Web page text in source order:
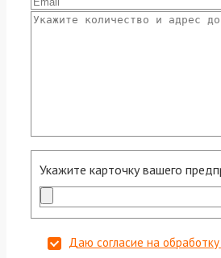
Укажите карточку вашего
Даю согласие на